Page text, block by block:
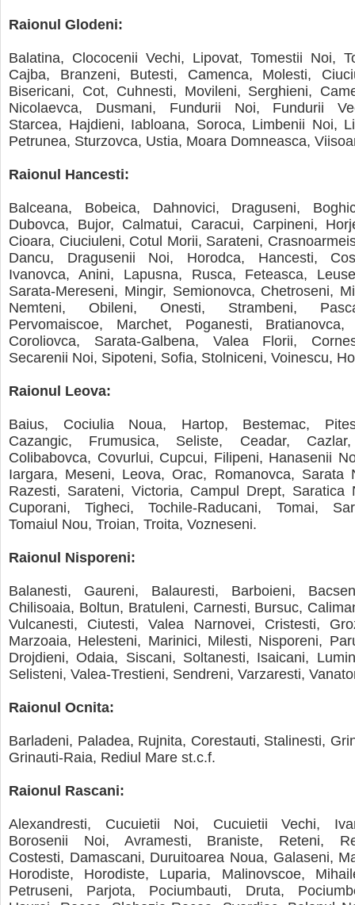
Raionul Glodeni:
Balatina, Clococenii Vechi, Lipovat, Tomestii Noi,
Cajba, Branzeni, Butesti, Camenca, Molesti,
Bisericani, Cot, Cuhnesti, Movileni, Serghieni,
Nicolaevca, Dusmani, Fundurii Noi, Fundurii
Starcea, Hajdieni, Iabloana, Soroca, Limbenii Noi,
Petrunea, Sturzovca, Ustia, Moara Domneasca,
Raionul Hancesti:
Balceana, Bobeica, Dahnovici, Draguseni,
Dubovca, Bujor, Calmatui, Caracui, Carpineni,
Cioara, Ciuciuleni, Cotul Morii, Sarateni,
Dancu, Dragusenii Noi, Horodca, Hancesti,
Ivanovca, Anini, Lapusna, Rusca, Feteasca,
Sarata-Mereseni, Mingir, Semionovca, Chetroseni,
Nemteni, Obileni, Onesti, Strambeni,
Pervomaiscoe, Marchet, Poganesti, Bratianovca,
Coroliovca, Sarata-Galbena, Valea Florii,
Secarenii Noi, Sipoteni, Sofia, Stolniceni, Voinescu,
Raionul Leova:
Baius, Cociulia Noua, Hartop, Bestemac,
Cazangic, Frumusica, Seliste, Ceadar,
Colibabovca, Covurlui, Cupcui, Filipeni, Hanasenii
Iargara, Meseni, Leova, Orac, Romanovca, Sarata
Razesti, Sarateni, Victoria, Campul Drept, Saratica
Cuporani, Tigheci, Tochile-Raducani, Tomai,
Tomaiul Nou, Troian, Troita, Vozneseni.
Raionul Nisporeni:
Balanesti, Gaureni, Balauresti, Barboieni,
Chilisoaia, Boltun, Bratuleni, Carnesti, Bursuc,
Vulcanesti, Ciutesti, Valea Narnovei, Cristesti,
Marzoaia, Helesteni, Marinici, Milesti, Nisporeni,
Drojdieni, Odaia, Siscani, Soltanesti, Isaicani,
Selisteni, Valea-Trestieni, Sendreni, Varzaresti,
Raionul Ocnita:
Barladeni, Paladea, Rujnita, Corestauti, Stalinesti,
Grinauti-Raia, Rediul Mare st.c.f.
Raionul Rascani:
Alexandresti, Cucuietii Noi, Cucuietii Vechi,
Borosenii Noi, Avramesti, Braniste, Reteni,
Costesti, Damascani, Duruitoarea Noua, Galaseni,
Horodiste, Horodiste, Luparia, Malinovscoe,
Petruseni, Parjota, Pociumbauti, Druta,